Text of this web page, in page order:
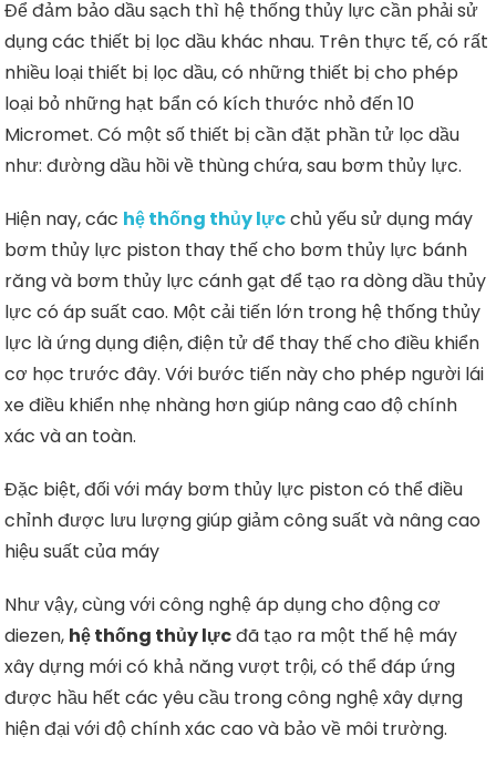
Để đảm bảo dầu sạch thì hệ thống thủy lực cần phải sử
dụng các thiết bị lọc dầu khác nhau. Trên thực tế, có rất
nhiều loại thiết bị lọc dầu, có những thiết bị cho phép
loại bỏ những hạt bẩn có kích thước nhỏ đến 10
Micromet. Có một số thiết bị cần đặt phần tử lọc dầu
như: đường dầu hồi về thùng chứa, sau bơm thủy lực.
Hiện nay, các hệ thống thủy lựcchủ yếu sử dụng máy
bơm thủy lực piston thay thế cho bơm thủy lực bánh
răng và bơm thủy lực cánh gạt để tạo ra dòng dầu thủy
lực có áp suất cao. Một cải tiến lớn trong hệ thống thủy
lực là ứng dụng điện, điện tử để thay thế cho điều khiển
cơ học trước đây. Với bước tiến này cho phép người lái
xe điều khiển nhẹ nhàng hơn giúp nâng cao độ chính
xác và an toàn.
Đặc biệt, đối với máy bơm thủy lực piston có thể điều
chỉnh được lưu lượng giúp giảm công suất và nâng cao
hiệu suất của máy
Như vậy, cùng với công nghệ áp dụng cho động cơ
diezen, hệ thống thủy lựcđã tạo ra một thế hệ máy
xây dựng mới có khả năng vượt trội, có thể đáp ứng
được hầu hết các yêu cầu trong công nghệ xây dựng
hiện đại với độ chính xác cao và bảo về môi trường.